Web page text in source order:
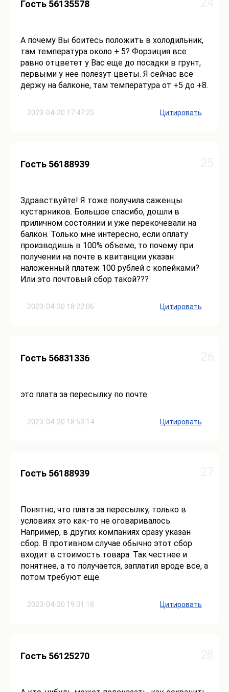
2023-04-20 17:47:25
Гость 56135578
А почему Вы боитесь положить в холодильник,
там температура около + 5? Форзиция все
равно отцветет у Вас еще до посадки в грунт,
первыми у нее полезут цветы. Я сейчас все
держу на балконе, там температура от +5 до +8.
Цитировать
2023-04-20 18:22:06
Гость 56188939
Здравствуйте! Я тоже получила саженцы
кустарников. Большое спасибо, дошли в
приличном состоянии и уже перекочевали на
балкон. Только мне интересно, если оплату
производишь в 100% объеме, то почему при
получении на почте в квитанции указан
наложенный платеж 100 рублей с копейками?
Или это почтовый сбор такой???
Цитировать
2023-04-20 18:53:14
Гость 56831336
это плата за пересылку по почте
Цитировать
2023-04-20 19:31:18
Гость 56188939
Понятно, что плата за пересылку, только в
условиях это как-то не оговаривалось.
Например, в других компаниях сразу указан
сбор. В противном случае обычно этот сбор
входит в стоимость товара. Так честнее и
понятнее, а то получается, заплатил вроде все, а
потом требуют еще.
Цитировать
Гость 56125270